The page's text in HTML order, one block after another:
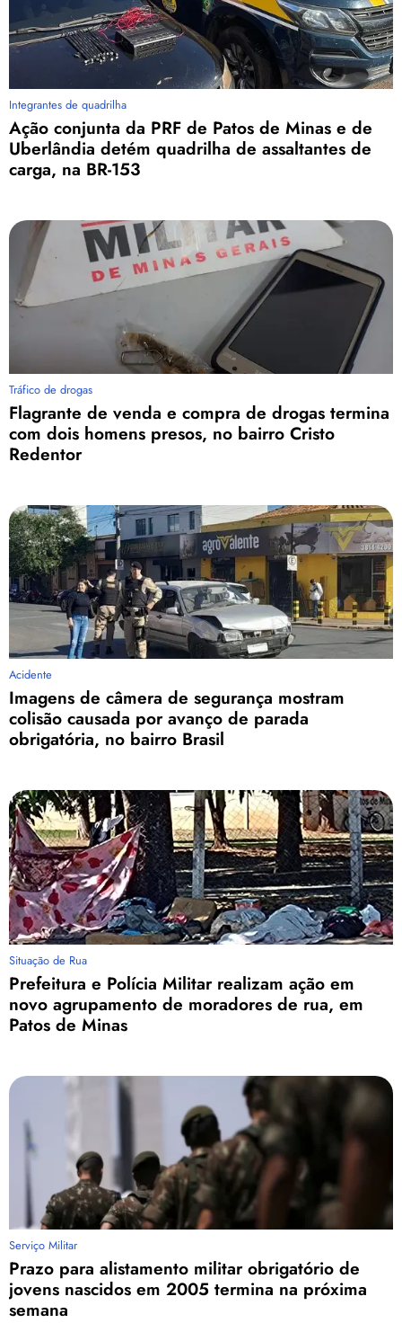
Integrantes de quadrilha
Ação conjunta da PRF de Patos de Minas e de
Uberlândia detém quadrilha de assaltantes de
carga, na BR-153
Tráfico de drogas
Flagrante de venda e compra de drogas termina
com dois homens presos, no bairro Cristo
Redentor
Acidente
Imagens de câmera de segurança mostram
colisão causada por avanço de parada
obrigatória, no bairro Brasil
Situação de Rua
Prefeitura e Polícia Militar realizam ação em
novo agrupamento de moradores de rua, em
Patos de Minas
Serviço Militar
Prazo para alistamento militar obrigatório de
jovens nascidos em 2005 termina na próxima
semana